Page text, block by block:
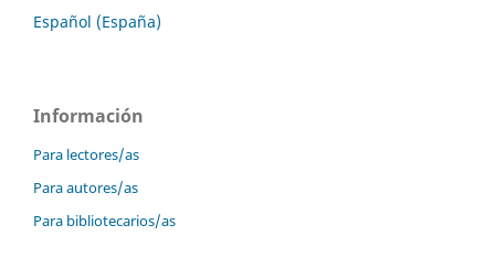
Español (España)
Información
Para lectores/as
Para autores/as
Para bibliotecarios/as